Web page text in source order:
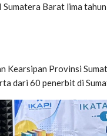
Barat lima tahun
Provinsi
dari 60 penerbit di